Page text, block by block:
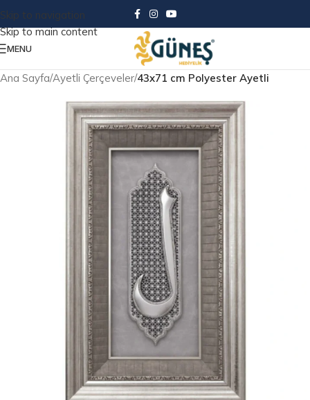
Skip to navigation
Skip to main content
MENU
Ana Sayfa Ayetli Çerçeveler 43x71 cm Polyester Ayetli